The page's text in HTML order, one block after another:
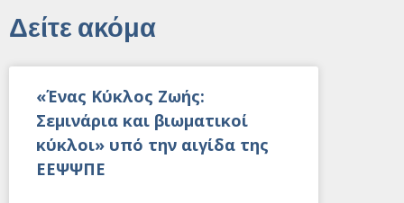
Δείτε ακόμα
«Ένας Κύκλος Ζωής:
Σεμινάρια και βιωματικοί
κύκλοι» υπό την αιγίδα της
ΕΕΨΨΠΕ